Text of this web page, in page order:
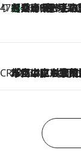
47都道府県の手みやげ ひんやりスイーツ
2026.8.8
【兵庫県】この夏絶対食べたい 冷やしておいしいおやつ3選 淡路島の恵
CREA'S CHOICE
2026.8.7
「立川にも歌舞伎があるんだよ」 片岡仁左衛門・市川中車ら